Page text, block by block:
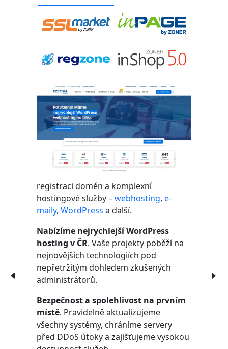
registraci domén a komplexní
hostingové služby –webhosting,e-
maily,WordPress a další.
Nabízíme nejrychlejší WordPress
hosting v ČR. Vaše projekty poběží na
nejnovějších technologiích pod
nepřetržitým dohledem zkušených
administrátorů.
Bezpečnost a spolehlivost na prvním
místě. Pravidelně aktualizujeme
všechny systémy, chráníme servery
před DDoS útoky a zajišťujeme vysokou